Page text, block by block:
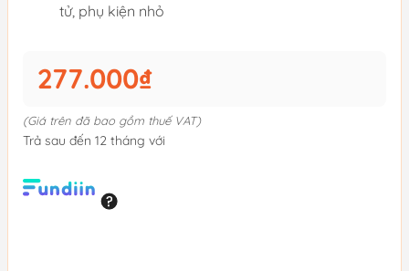
tử, phụ kiện nhỏ
277.000₫
(Giá trên đã bao gồm thuế VAT)
Trả sau đến 12 tháng với